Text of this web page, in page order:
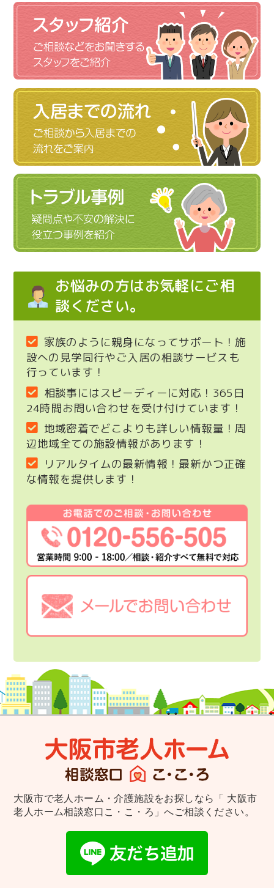
お悩みの方はお気軽にご相
談ください。
家族のように親身になってサポート！施
設への見学同行やご入居の相談サービスも
行っています！
相談事にはスピーディーに対応！365日
24時間お問い合わせを受け付けています！
地域密着でどこよりも詳しい情報量！周
辺地域全ての施設情報があります！
リアルタイムの最新情報！最新かつ正確
な情報を提供します！
大阪市で老人ホーム・介護施設をお探しなら
「 大阪市
老人ホーム相談窓口こ・こ・ろ」へご相談ください。